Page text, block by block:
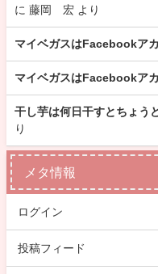
に 藤岡 宏 より
マイベガスはFacebookア
マイベガスはFacebookア
干し芋は何日干すとちょう
り
メタ情報
ログイン
投稿フィード